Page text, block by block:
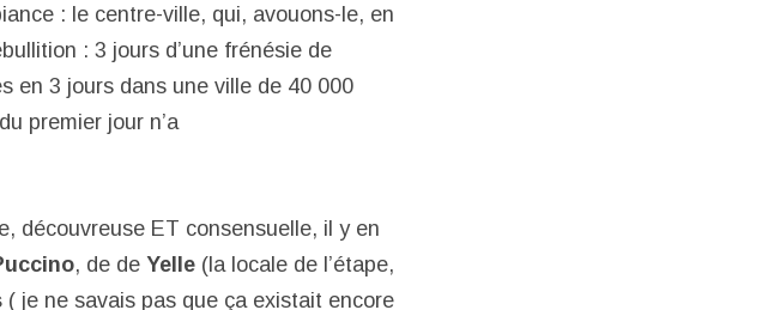
: le centre-ville, qui, avouons-le, en
: 3 jours d’une frénésie de
en 3 jours dans une ville de 40 000
premier jour n’a
découvreuse ET consensuelle, il y en
, de de Yelle (la locale de l’étape,
( je ne savais pas que ça existait encore